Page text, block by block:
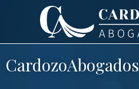
CardozoAbogados